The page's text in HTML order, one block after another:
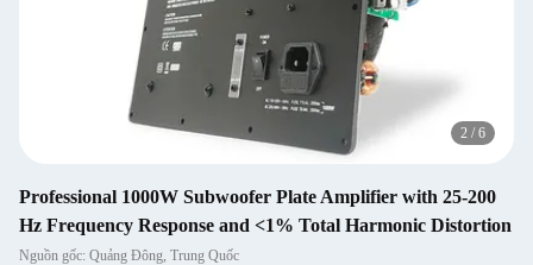
2 / 6
Professional 1000W Subwoofer Plate Amplifier with 25-200
Hz Frequency Response and <1% Total Harmonic Distortion
Nguồn gốc: Quảng Đông, Trung Quốc